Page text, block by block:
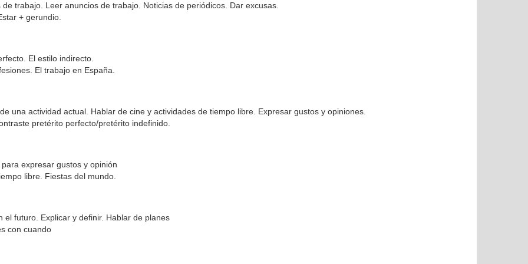
trabajo. Leer anuncios de trabajo. Noticias de periódicos. Dar excusas.
+ gerundio.
El estilo indirecto.
El trabajo en España.
una actividad actual. Hablar de cine y actividades de tiempo libre. Expresar gustos y opiniones.
pretérito perfecto/pretérito indefinido.
expresar gustos y opinión
libre. Fiestas del mundo.
futuro. Explicar y definir. Hablar de planes
con cuando